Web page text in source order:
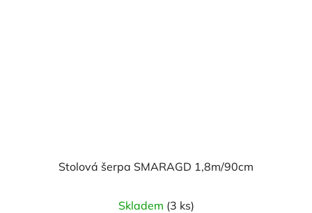
Stolová šerpa SMARAGD 1,8m/90cm
Skladem (3 ks)